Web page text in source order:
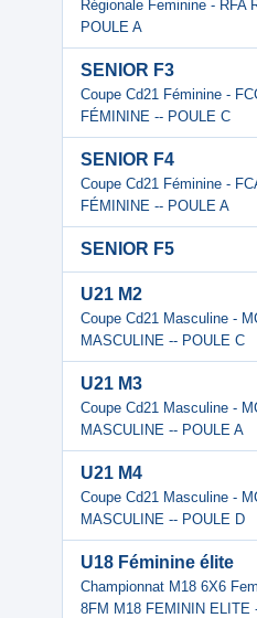
Régionale Feminine - RFA
POULE A
SENIOR F3
Coupe Cd21 Féminine -
FÉMININE -- POULE C
SENIOR F4
Coupe Cd21 Féminine -
FÉMININE -- POULE A
SENIOR F5
U21 M2
Coupe Cd21 Masculine -
MASCULINE -- POULE C
U21 M3
Coupe Cd21 Masculine -
MASCULINE -- POULE A
U21 M4
Coupe Cd21 Masculine -
MASCULINE -- POULE D
U18 Féminine élite
Championnat M18 6X6
8FM M18 FEMININ